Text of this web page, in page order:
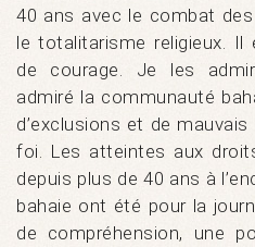
40 ans avec le combat
le totalitarisme religieux.
de courage. Je les
admiré la communauté
d’exclusions et de
foi. Les atteintes aux
depuis plus de 40 ans à
bahaie ont été pour la
de compréhension, une